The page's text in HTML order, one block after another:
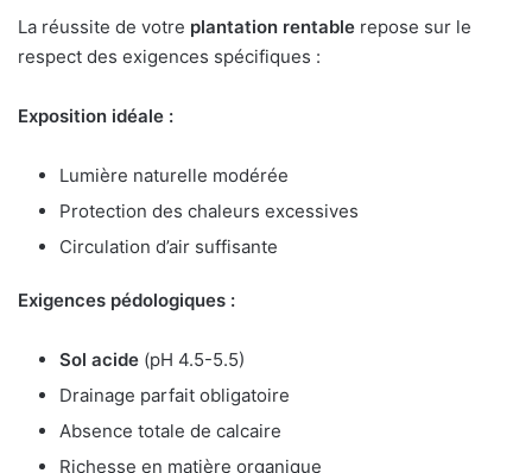
La réussite de votre plantation rentable repose sur le
respect des exigences spécifiques :
Exposition idéale :
Lumière naturelle modérée
Protection des chaleurs excessives
Circulation d’air suffisante
Exigences pédologiques :
Sol acide (pH 4.5-5.5)
Drainage parfait obligatoire
Absence totale de calcaire
Richesse en matière organique